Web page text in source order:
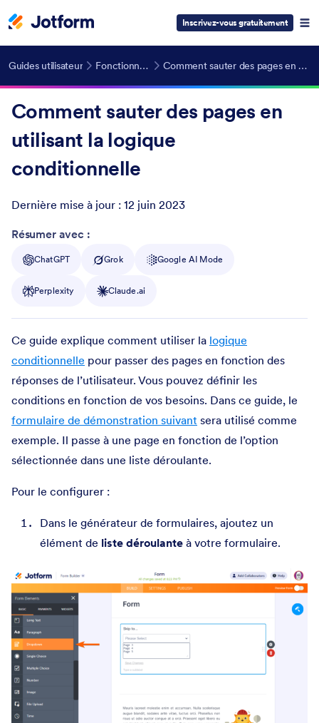
Inscrivez-vous gratuitement
Guides utilisateur Fonctionnalités avancées Comment sauter des pages en utilisant la logique conditionnelle
Comment sauter des pages en
utilisant la logique
conditionnelle
Dernière mise à jour : 12 juin 2023
Post ID
Résumer avec :
ChatGPT Grok Google AI Mode
Perplexity Claude.ai
Ce guide explique comment utiliser la logique
conditionnelle pour passer des pages en fonction des
réponses de l’utilisateur. Vous pouvez définir les
conditions en fonction de vos besoins. Dans ce guide, le
formulaire de démonstration suivant sera utilisé comme
exemple. Il passe à une page en fonction de l’option
sélectionnée dans une liste déroulante.
Pour le configurer :
Dans le générateur de formulaires, ajoutez un
élément de liste déroulante à votre formulaire.